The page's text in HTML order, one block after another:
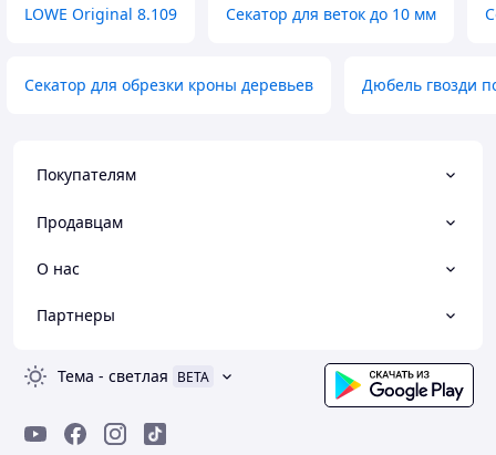
LOWE Original 8.109 Секатор для веток до 10 мм
Секатор для обрезки кроны деревьев Дюбель гвозди
Покупателям
Продавцам
О нас
Партнеры
Тема - светлая BETA